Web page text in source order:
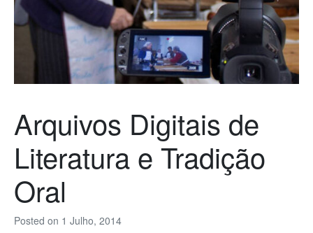
Posted on 1 Julho, 2014
Arquivos Digitais de
Literatura e Tradição
Oral